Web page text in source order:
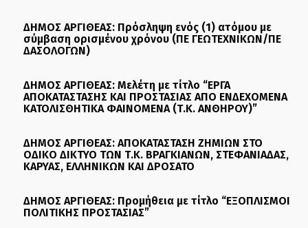
ΔΗΜΟΣ ΑΡΓΙΘΕΑΣ: Πρόσληψη ενός (1) ατόμου με
σύμβαση ορισμένου χρόνου (ΠΕ ΓΕΩΤΕΧΝΙΚΩΝ/ΠΕ
ΔΑΣΟΛΟΓΩΝ)
ΔΗΜΟΣ ΑΡΓΙΘΕΑΣ: Μελέτη με τίτλο “ΕΡΓΑ
ΑΠΟΚΑΤΑΣΤΑΣΗΣ ΚΑΙ ΠΡΟΣΤΑΣΙΑΣ ΑΠΟ ΕΝΔΕΧΟΜΕΝΑ
ΚΑΤΟΛΙΣΘΗΤΙΚΑ ΦΑΙΝΟΜΕΝΑ (Τ.Κ. ΑΝΘΗΡΟΥ)”
ΔΗΜΟΣ ΑΡΓΙΘΕΑΣ: ΑΠΟΚΑΤΑΣΤΑΣΗ ΖΗΜΙΩΝ ΣΤΟ
ΟΔΙΚΟ ΔΙΚΤΥΟ ΤΩΝ Τ.Κ. ΒΡΑΓΚΙΑΝΩΝ, ΣΤΕΦΑΝΙΑΔΑΣ,
ΚΑΡΥΑΣ, ΕΛΛΗΝΙΚΩΝ ΚΑΙ ΔΡΟΣΑΤΟ
ΔΗΜΟΣ ΑΡΓΙΘΕΑΣ: Προμήθεια με τίτλο “ΕΞΟΠΛΙΣΜΟΙ
ΠΟΛΙΤΙΚΗΣ ΠΡΟΣΤΑΣΙΑΣ”